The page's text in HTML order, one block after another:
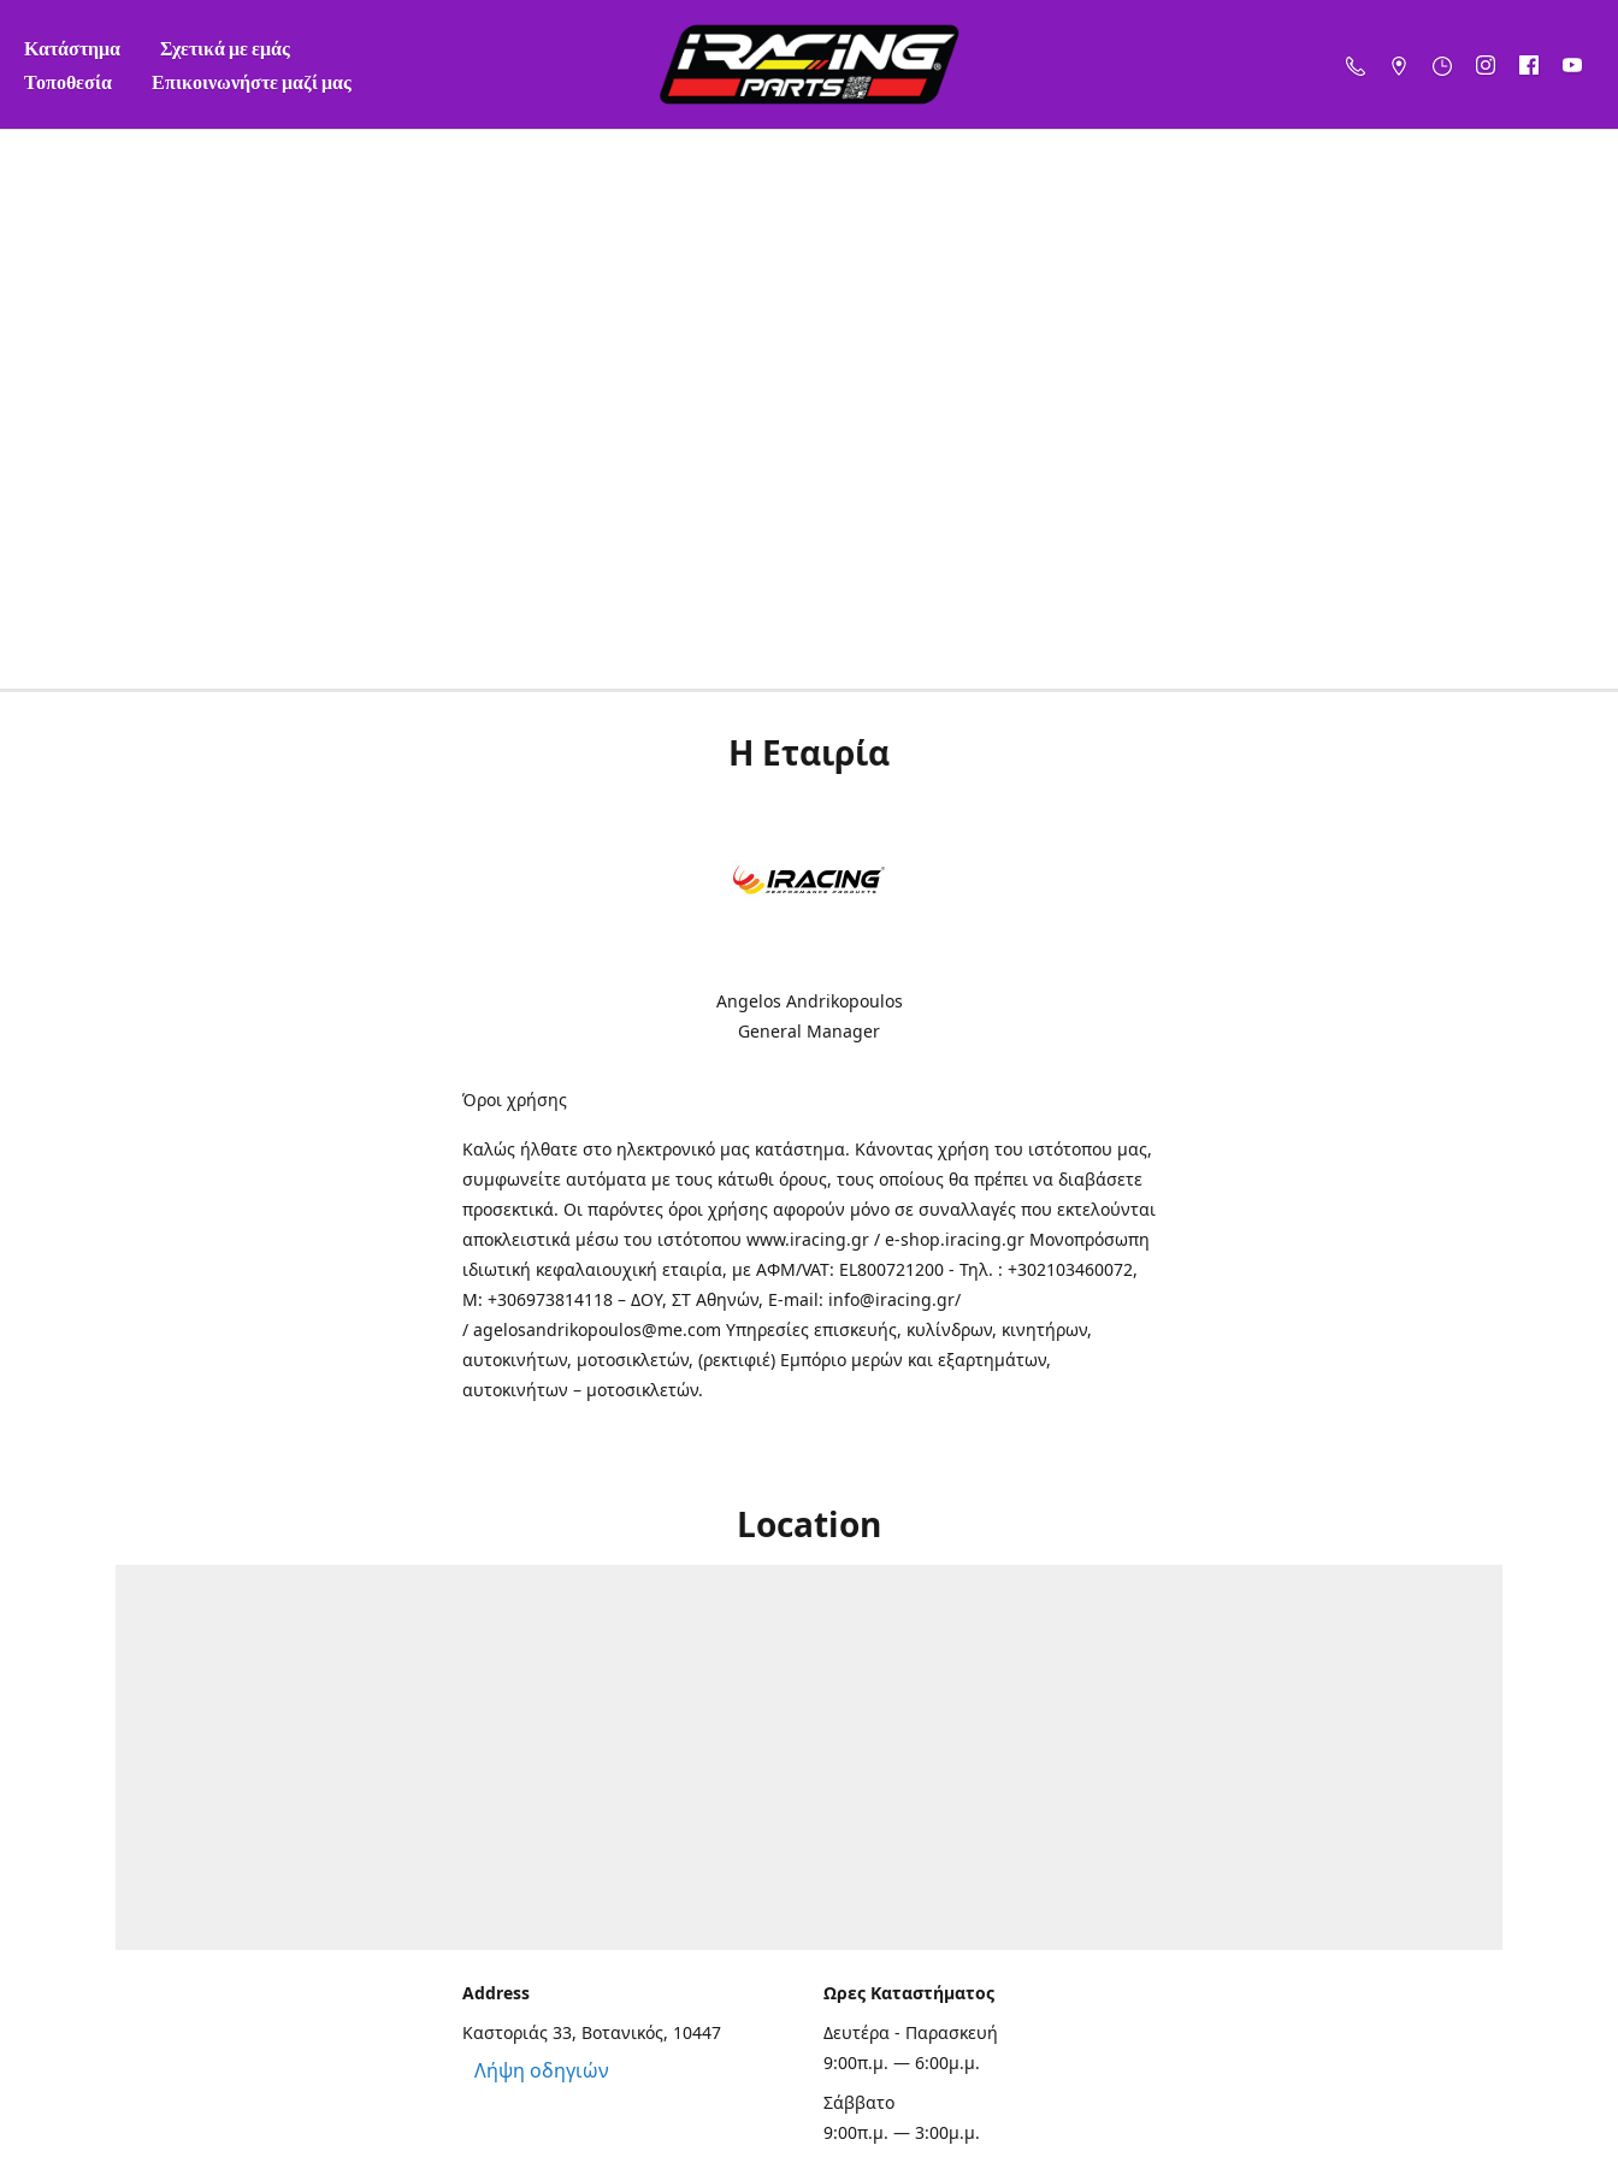
Κατάστημα
Σχετικά με εμάς
Τοποθεσία
Επικοινωνήστε μαζί μας
Η Εταιρία
Angelos Andrikopoulos
General Manager
Όροι χρήσης
Καλώς ήλθατε στo ηλεκτρονικό μας κατάστημα. Κάνοντας χρήση του ιστότοπου μας,
συμφωνείτε αυτόματα με τους κάτωθι όρους, τους οποίους θα πρέπει να διαβάσετε
προσεκτικά. Οι παρόντες όροι χρήσης αφορούν μόνο σε συναλλαγές που εκτελούνται
αποκλειστικά μέσω του ιστότοπου www.iracing.gr / e-shop.iracing.gr Μονοπρόσωπη
ιδιωτική κεφαλαιουχική εταιρία, με ΑΦΜ/VAT: EL800721200 - Τηλ. : +302103460072,
M: +306973814118 – ΔΟΥ, ΣΤ Αθηνών, E-mail: info@iracing.gr/
/ agelosandrikopoulos@me.com Υπηρεσίες επισκευής, κυλίνδρων, κινητήρων,
αυτοκινήτων, μοτοσικλετών, (ρεκτιφιέ) Εμπόριο μερών και εξαρτημάτων,
αυτοκινήτων – μοτοσικλετών.
Location
Address
Καστοριάς 33, Βοτανικός, 10447
Λήψη οδηγιών
Ωρες Καταστήματος
Δευτέρα - Παρασκευή
9:00π.μ. — 6:00μ.μ.
Σάββατο
9:00π.μ. — 3:00μ.μ.